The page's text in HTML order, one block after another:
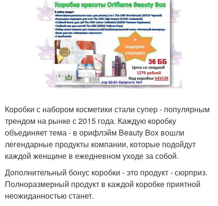
Коробки с набором косметики стали супер - популярным
трендом на рынке с 2015 года. Каждую коробку
объединяет тема - в орифлэйм Beauty Box вошли
легендарные продукты компании, которые подойдут
каждой женщине в ежедневном уходе за собой.
Дополнительный бонус коробки - это продукт - сюрприз.
Полноразмерный продукт в каждой коробке приятной
неожиданностью станет.